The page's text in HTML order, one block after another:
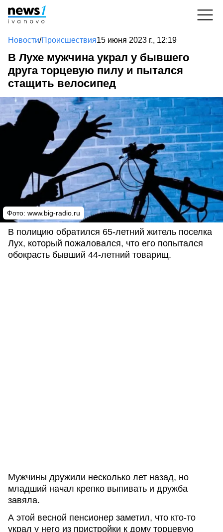
Новости/Происшествия15 июня 2023 г., 12:19
В Лухе мужчина украл у бывшего
друга торцевую пилу и пытался
стащить велосипед
Фото: www.big-radio.ru
В полицию обратился 65-летний житель поселка
Лух, который пожаловался, что его попытался
обокрасть бывший 44-летний товарищ.
Мужчины дружили несколько лет назад, но
младший начал крепко выпивать и дружба
завяла.
А этой весной пенсионер заметил, что кто-то
украл у него из пристройки к дому торцевую